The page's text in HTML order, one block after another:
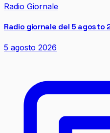
Radio Giornale
Radio giornale del 5 agosto
5 agosto 2026